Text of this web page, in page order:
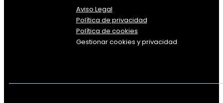
Aviso Legal
Política de privacidad
Política de cookies
Gestionar cookies y privacidad